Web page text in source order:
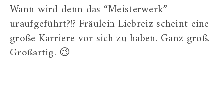
Wann wird denn das “Meisterwerk”
uraufgeführt?!? Fräulein Liebreiz scheint eine
große Karriere vor sich zu haben. Ganz groß.
Großartig. 😉